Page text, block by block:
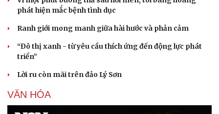
phát hiện mắc bệnh tình dục
Ranh giới mong manh giữa hài hước và phản cảm
“Đô thị xanh - từ yêu cầu thích ứng đến động lực phát
triển”
Lời ru còn mãi trên đảo Lý Sơn
VĂN HÓA